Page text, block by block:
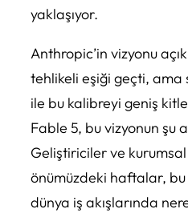
yaklaşıyor.
Anthropic’in vizyonu
tehlikeli eşiği geçti,
ile bu kalibreyi geniş
Fable 5, bu vizyonun şu
Geliştiriciler ve kurumsal
önümüzdeki haftalar, bu
dünya iş akışlarında